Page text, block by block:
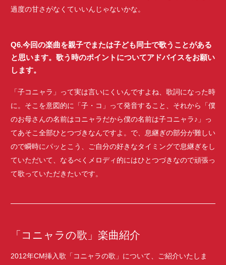
過度の甘さがなくていいんじゃないかな。
Q6.今回の楽曲を親子でまたは子ども同士で歌うことがある
と思います。歌う時のポイントについてアドバイスをお願い
します。
「子コニャラ」って実は言いにくいんですよね、歌詞になった時
に。そこを意図的に「子・コ」って発音すること、それから「僕
のお母さんの名前はコニャラだから僕の名前は子コニャラ♪」っ
てあそこ全部ひとつづきなんですよ。で、息継ぎの部分が難しい
ので瞬時にパッとこう、ご自分の好きなタイミングで息継ぎをし
ていただいて、なるべくメロディ的にはひとつづきなので頑張っ
て歌っていただきたいです。
「コニャラの歌」楽曲紹介
2012年CM挿入歌「コニャラの歌」について、ご紹介いたしま